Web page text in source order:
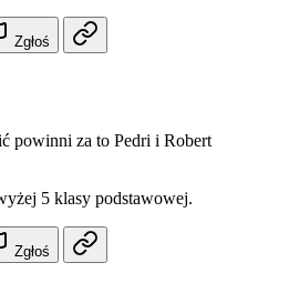
Zgłoś
powinni za to Pedri i Robert
5 klasy podstawowej.
Zgłoś